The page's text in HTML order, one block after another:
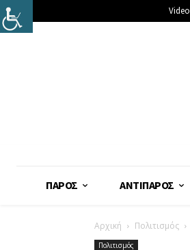
Video
ΠΆΡΟΣ ΑΝΤΊΠΑΡΟΣ
Αρχική Πολιτισμός
Πολιτισμός